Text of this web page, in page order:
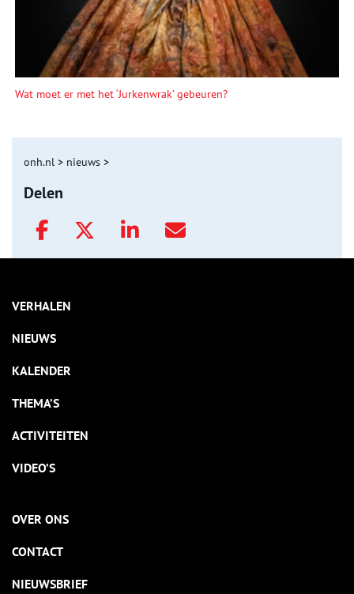
Wat moet er met het ‘Jurkenwrak’ gebeuren?
onh.nl > nieuws >
Delen
VERHALEN
NIEUWS
KALENDER
THEMA’S
ACTIVITEITEN
VIDEO’S
OVER ONS
CONTACT
NIEUWSBRIEF